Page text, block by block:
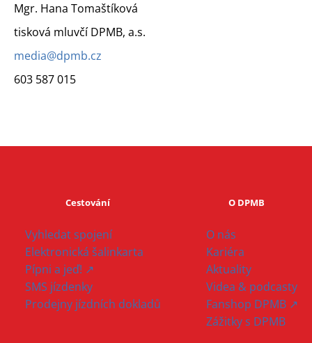
Mgr. Hana Tomaštíková
tisková mluvčí DPMB, a.s.
media@dpmb.cz
603 587 015
Cestování
Vyhledat spojení
Elektronická šalinkarta
Pípni a jeď! ↗
SMS jízdenky
Prodejny jízdních dokladů
O DPMB
O nás
Kariéra
Aktuality
Videa & podcasty
Fanshop DPMB ↗
Zážitky s DPMB